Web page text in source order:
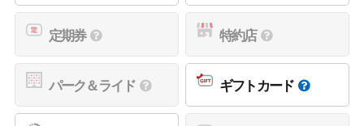
定期券 特約店
パーク＆ライド ギフトカード